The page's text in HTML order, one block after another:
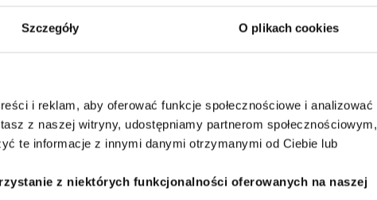
Szczegóły O plikach cookies
i reklam, aby oferować funkcje społecznościowe i analizować
z naszej witryny, udostępniamy partnerom społecznościowym,
te informacje z innymi danymi otrzymanymi od Ciebie lub
z niektórych funkcjonalności oferowanych na naszej